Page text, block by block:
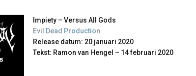
Impiety – Versus All Gods
Evil Dead Production
Release datum: 20 januari 2020
Tekst: Ramon van Hengel – 14 februari 2020